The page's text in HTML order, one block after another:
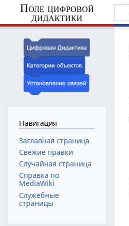
Поле цифровой
дидактики
Навигация
Заглавная страница
Свежие правки
Случайная страница
Справка по
MediaWiki
Служебные
страницы